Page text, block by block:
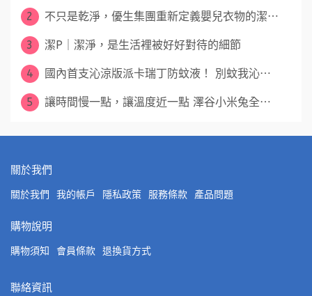
2 不只是乾淨，優生集團重新定義嬰兒衣物的潔⋯
3 潔P｜潔淨，是生活裡被好好對待的細節
4 國內首支沁涼版派卡瑞丁防蚊液！ 別蚊我沁⋯
5 讓時間慢一點，讓溫度近一點 澤谷小米兔全⋯
關於我們
關於我們 我的帳戶 隱私政策 服務條款 產品問題
購物說明
購物須知 會員條款 退換貨方式
聯絡資訊